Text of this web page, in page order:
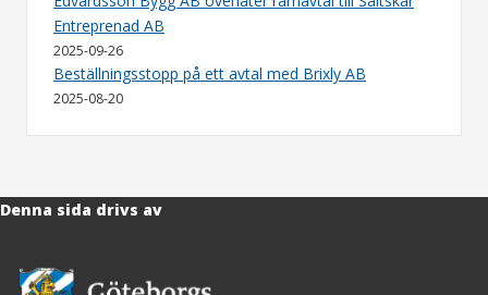
Entreprenad AB
2025-09-26
Beställningsstopp på ett avtal med Brixly AB
2025-08-20
Denna sida drivs av